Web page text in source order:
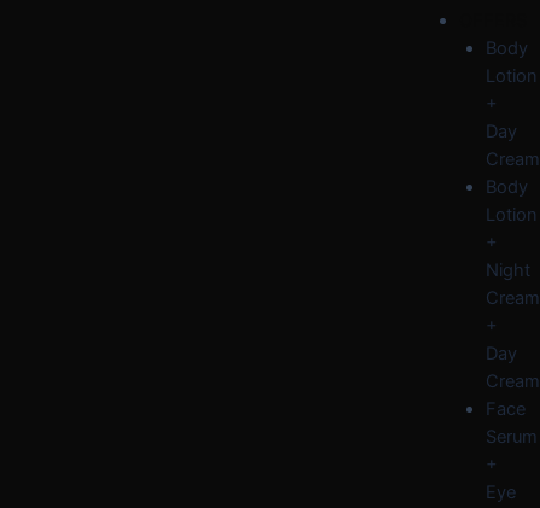
Body
Lotion
+
Day
Cream
Body
Lotion
+
Night
Cream
+
Day
Cream
Face
Serum
+
Eye